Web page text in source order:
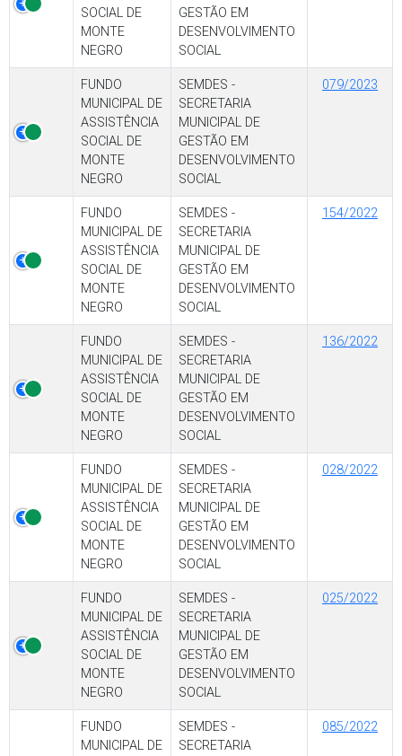
SOCIAL DE
MONTE
NEGRO
GESTÃO EM
DESENVOLVIMENTO
SOCIAL
FUNDO
MUNICIPAL DE
ASSISTÊNCIA
SOCIAL DE
MONTE
NEGRO
SEMDES -
SECRETARIA
MUNICIPAL DE
GESTÃO EM
DESENVOLVIMENTO
SOCIAL
079/2023
FUNDO
MUNICIPAL DE
ASSISTÊNCIA
SOCIAL DE
MONTE
NEGRO
SEMDES -
SECRETARIA
MUNICIPAL DE
GESTÃO EM
DESENVOLVIMENTO
SOCIAL
154/2022
FUNDO
MUNICIPAL DE
ASSISTÊNCIA
SOCIAL DE
MONTE
NEGRO
SEMDES -
SECRETARIA
MUNICIPAL DE
GESTÃO EM
DESENVOLVIMENTO
SOCIAL
136/2022
FUNDO
MUNICIPAL DE
ASSISTÊNCIA
SOCIAL DE
MONTE
NEGRO
SEMDES -
SECRETARIA
MUNICIPAL DE
GESTÃO EM
DESENVOLVIMENTO
SOCIAL
028/2022
FUNDO
MUNICIPAL DE
ASSISTÊNCIA
SOCIAL DE
MONTE
NEGRO
SEMDES -
SECRETARIA
MUNICIPAL DE
GESTÃO EM
DESENVOLVIMENTO
SOCIAL
025/2022
FUNDO
MUNICIPAL DE
SEMDES -
SECRETARIA
085/2022